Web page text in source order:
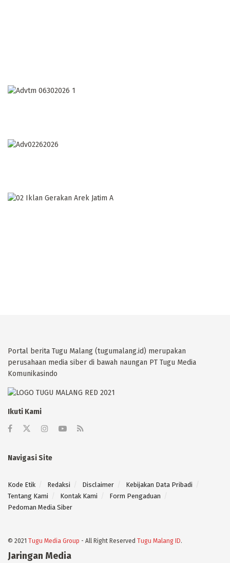
Portal berita Tugu Malang (tugumalang.id) merupakan
perusahaan media siber di bawah naungan PT Tugu Media
Komunikasindo
Ikuti Kami
Navigasi Site
Kode Etik Redaksi Disclaimer
Kebijakan Data Pribadi
Tentang Kami
Kontak Kami
Form Pengaduan
Pedoman Media Siber
© 2021 Tugu Media Group - All Right Reserved Tugu Malang ID.
Jaringan Media